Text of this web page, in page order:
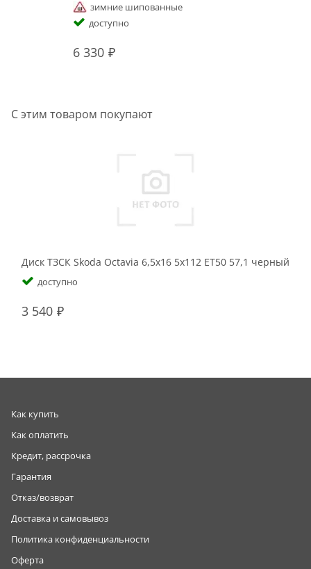
зимние шипованные
доступно
6 330
С этим товаром покупают
Диск ТЗСК Skoda Octavia 6,5x16 5x112 ET50 57,1 черный
доступно
3 540
Как купить
Как оплатить
Кредит, рассрочка
Гарантия
Отказ/возврат
Доставка и самовывоз
Политика конфиденциальности
Оферта